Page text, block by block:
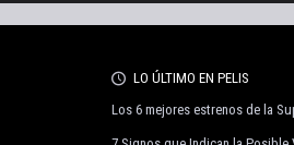
LO ÚLTIMO EN PELIS
Los 6 mejores estrenos de la